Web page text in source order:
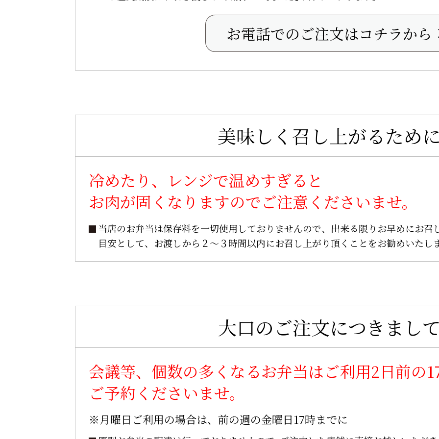
お電話でのご注文はコチラから
美味しく召し上がるため
冷めたり、レンジで温めすぎると
お肉が固くなりますのでご注意くださいませ。
当店のお弁当は保存料を一切使用しておりませんので、 出来る限りお早めにお召
目安として、お渡しから２～３時間以内にお召し上がり頂くことをお勧めいたし
大口のご注文につきまし
会議等、個数の多くなるお弁当はご利用2日前の
ご予約くださいませ。
※月曜日ご利用の場合は、前の週の金曜日17時までに